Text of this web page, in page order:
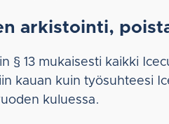
arkistointi,
§ 13 mukaisesti kaikki
kauan kuin työsuhteesi
kuluessa.